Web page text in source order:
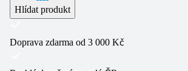
Hlídat produkt
Doprava zdarma od 3 000 Kč